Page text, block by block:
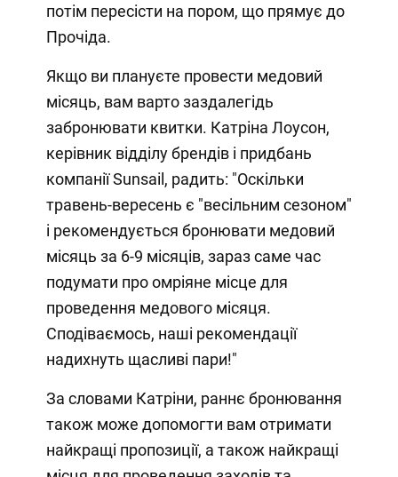
потім пересісти на пором, що прямує до
Прочіда.
Якщо ви плануєте провести медовий
місяць, вам варто заздалегідь
забронювати квитки. Катріна Лоусон,
керівник відділу брендів і придбань
компанії Sunsail, радить: "Оскільки
травень-вересень є "весільним сезоном"
і рекомендується бронювати медовий
місяць за 6-9 місяців, зараз саме час
подумати про омріяне місце для
проведення медового місяця.
Сподіваємось, наші рекомендації
надихнуть щасливі пари!"
За словами Катріни, раннє бронювання
також може допомогти вам отримати
найкращі пропозиції, а також найкращі